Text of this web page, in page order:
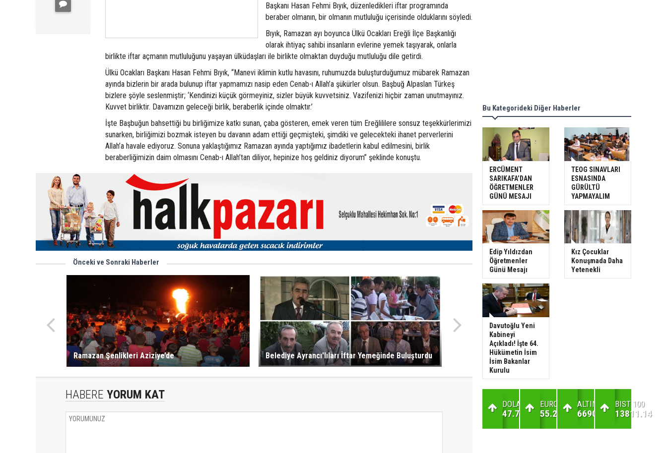
Başkanı Hasan Fehmi Bıyık, düzenledikleri iftar programında
beraber olmanın, bir olmanın mutluluğu içerisinde olduklarını söyledi.
Bıyık, Ramazan ayı boyunca Ülkü Ocakları Ereğli İlçe Başkanlığı
olarak ihtiyaç sahibi insanların evlerine yemek taşıyarak, onlarla
birlikte iftar açmanın mutluluğunu yaşayan ülküdaşları ile birlikte olmaktan duyduğu mutluluğu dile getirdi.
Ülkü Ocakları Başkanı Hasan Fehmi Bıyık, “Manevi iklimin kutlu havasını, ruhumuzda buluşturduğumuz mübarek Ramazan
ayında bizlerin bir arada bulunup iftar yapmamızı nasip eden Cenab-ı Allah’a şükürler olsun. Başbuğ Alpaslan Türkeş
bizlere şöyle seslenmiştir; ‘Kendinizi küçük görmeyiniz, sizler büyük kuvvetsiniz. Vazifenizi hiçbir zaman unutmayınız.
Kuvvet birliktir. Davamızın geleceği birlik, beraberlik içinde olmaktır.’
İşte Başbuğun bahsettiği bu birliğimize katkı sunan, çaba gösteren, emek veren tüm Ereğlililere sonsuz teşekkürlerimizi
sunarken, birliğimizi bozmak isteyen bu davanın adam ettiği geçmişteki, şimdiki ve gelecekteki ihanet perverlerini
Allah’a havale ediyoruz. Sonuna yaklaştığımız Ramazan ayında yaptığımız ibadetlerin kabul edilmesini, birlik
beraberliğimizin daim olmasını Cenab-ı Allah’tan diliyor, hepinize hoş geldiniz diyorum” şeklinde konuştu.
Önceki ve Sonraki Haberler
Ramazan Şenlikleri Aziziye’de Belediye Ayrancı'lıları İftar Yemeğinde Buluşturdu
HABERE YORUM KAT
Bu Kategorideki Diğer Haberler
ERCÜMENT
SARIKAFA’DAN
ÖĞRETMENLER
GÜNÜ MESAJI
TEOG SINAVLARI
ESNASINDA
GÜRÜLTÜ
YAPMAYALIM
Edip Yıldızdan
Öğretmenler
Günü Mesajı
Kız Çocuklar
Konuşmada Daha
Yetenekli
Davutoğlu Yeni
Kabineyi
Açıkladı! İşte 64.
Hükümetin İsim
İsim Bakanlar
Kurulu
DOLAR
47.7
EURO
55.26
ALTIN
6690.52
BIST 100
13811.14